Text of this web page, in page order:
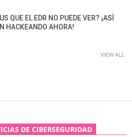
QUE EL EDR NO PUEDE VER? ¡ASÍ
HACKEANDO AHORA!
VIEW ALL
DE CIBERSEGURIDAD